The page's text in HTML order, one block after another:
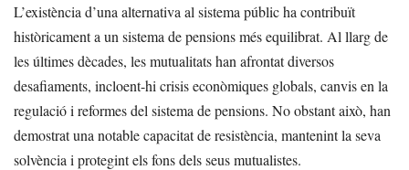
L’existència d’una alternativa al sistema públic ha contribuït
històricament a un sistema de pensions més equilibrat. Al llarg de
les últimes dècades, les mutualitats han afrontat diversos
desafiaments, incloent-hi crisis econòmiques globals, canvis en la
regulació i reformes del sistema de pensions. No obstant això, han
demostrat una notable capacitat de resistència, mantenint la seva
solvència i protegint els fons dels seus mutualistes.